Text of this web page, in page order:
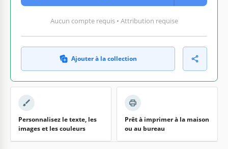
Aucun compte requis • Attribution requise
Ajouter à la collection
Personnalisez le texte, les
images et les couleurs
Prêt à imprimer à la maison
ou au bureau